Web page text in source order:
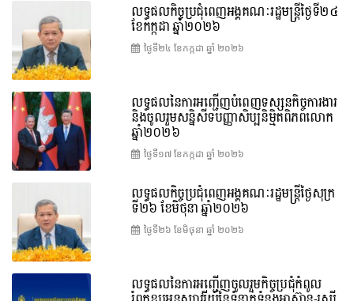
លទ្ធផលកិច្ចប្រជុំពេញអង្គគណៈរដ្ឋមន្រ្តីថ្ងៃទី២៤
ខែកក្កដា ឆ្នាំ២០២៦
ថ្ងៃទី២៤ ខែ​កក្កដា ឆ្នាំ ២០២៦
លទ្ធផលនៃការអញ្ជើញបំពេញទស្សនកិច្ចការងារ
និងចូលរួមសន្និសីទបញ្ញាសិប្បនិម្មិតពិភពលោក
ឆ្នាំ២០២៦
ថ្ងៃទី១៧ ខែ​កក្កដា ឆ្នាំ ២០២៦
លទ្ធផលកិច្ចប្រជុំពេញអង្គគណៈរដ្ឋមន្រ្តីថ្ងៃសុក្រ
ទី២៦ ខែមិថុនា ឆ្នាំ២០២៦
ថ្ងៃទី២៦ ខែ​មិថុនា ឆ្នាំ ២០២៦
លទ្ធផលនៃការអញ្ជើញចូលរួមកិច្ចប្រជុំកំពូល